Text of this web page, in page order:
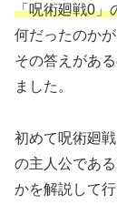
「呪術廻戦0」
何だったのか
その答えがあ
ました。
初めて呪術廻
の主人公であ
かを解説して行